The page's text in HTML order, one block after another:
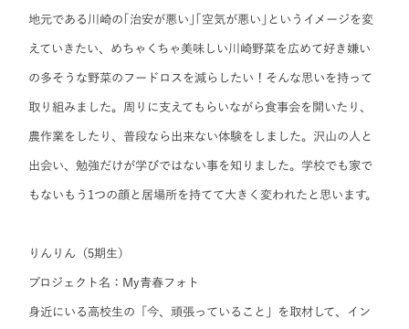
地元である川崎の｢治安が悪い｣｢空気が悪い｣というイメージを変
えていきたい、めちゃくちゃ美味しい川崎野菜を広めて好き嫌い
の多そうな野菜のフードロスを減らしたい！そんな思いを持って
取り組みました。周りに支えてもらいながら食事会を開いたり、
農作業をしたり、普段なら出来ない体験をしました。沢山の人と
出会い、勉強だけが学びではない事を知りました。学校でも家で
もないもう1つの顔と居場所を持てて大きく変われたと思います。
りんりん（5期生）
プロジェクト名：My青春フォト
身近にいる高校生の「今、頑張っていること」を取材して、イン